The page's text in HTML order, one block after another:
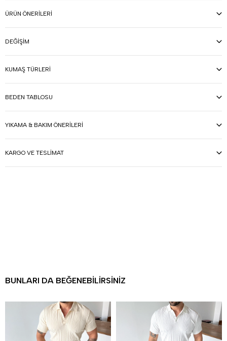
ÜRÜN ÖNERILERI
DEĞIŞIM
KUMAŞ TÜRLERI
BEDEN TABLOSU
YIKAMA & BAKIM ÖNERILERI
KARGO VE TESLIMAT
BUNLARI DA BEĞENEBILIRSINIZ